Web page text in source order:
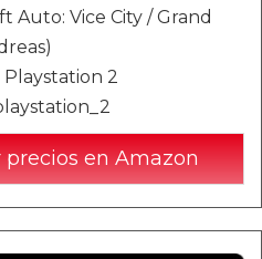
Auto: Vice City / Grand
2
en Amazon